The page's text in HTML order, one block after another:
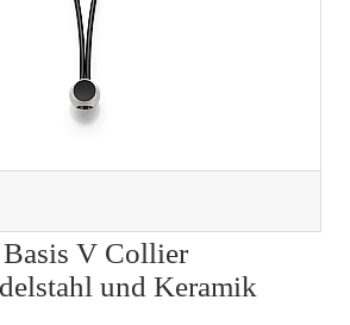
V Collier
und Keramik